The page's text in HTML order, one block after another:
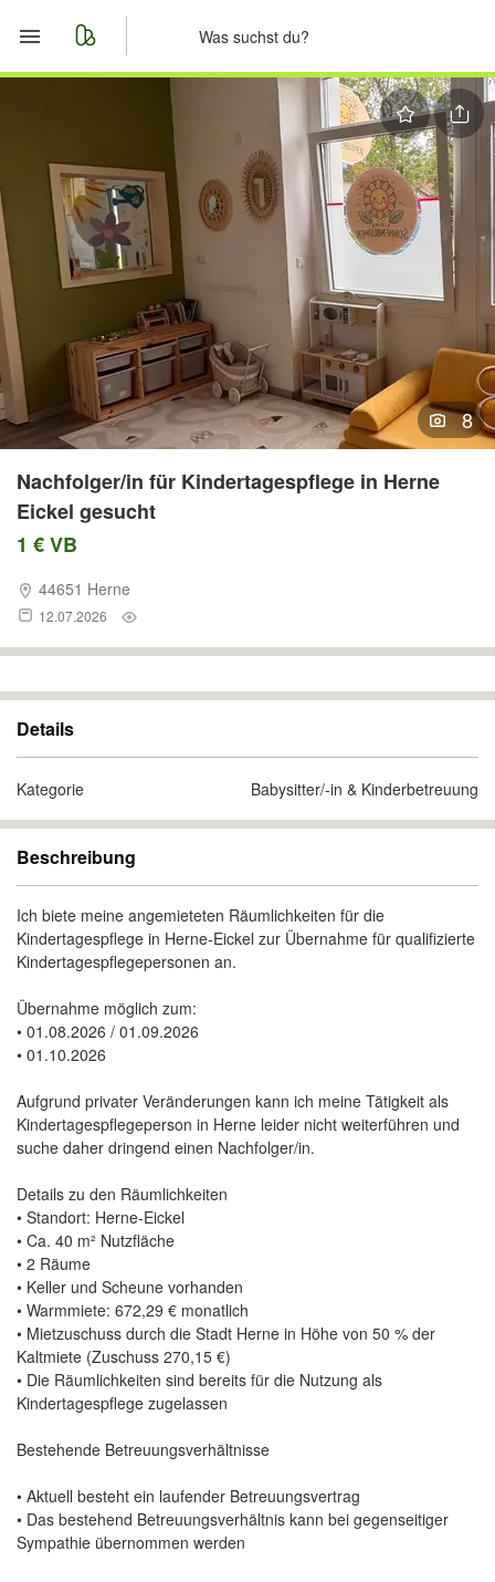
Nachrichten
Anzeige aufgeben
8
Nachfolger/in für Kindertagespflege in Herne
Eickel gesucht
1 € VB
44651 Herne
12.07.2026
Details
Kategorie Babysitter/-in & Kinderbetreuung
Beschreibung
Ich biete meine angemieteten Räumlichkeiten für die
Kindertagespflege in Herne-Eickel zur Übernahme für qualifizierte
Kindertagespflegepersonen an.
Übernahme möglich zum:
• 01.08.2026 / 01.09.2026
• 01.10.2026
Aufgrund privater Veränderungen kann ich meine Tätigkeit als
Kindertagespflegeperson in Herne leider nicht weiterführen und
suche daher dringend einen Nachfolger/in.
Details zu den Räumlichkeiten
• Standort: Herne-Eickel
• Ca. 40 m² Nutzfläche
• 2 Räume
• Keller und Scheune vorhanden
• Warmmiete: 672,29 € monatlich
• Mietzuschuss durch die Stadt Herne in Höhe von 50 % der
Kaltmiete (Zuschuss 270,15 €)
• Die Räumlichkeiten sind bereits für die Nutzung als
Kindertagespflege zugelassen
Bestehende Betreuungsverhältnisse
• Aktuell besteht ein laufender Betreuungsvertrag
• Das bestehend Betreuungsverhältnis kann bei gegenseitiger
Sympathie übernommen werden